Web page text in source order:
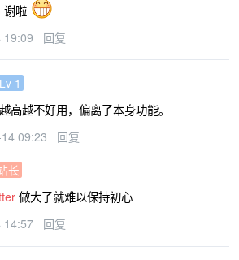
谢啦
19:09 回复
Lv 1
高越不好用，偏离了本身功能。
09:23 回复
长
做大了就难以保持初心
14:57 回复